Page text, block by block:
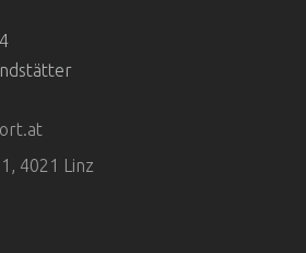
4021 Linz